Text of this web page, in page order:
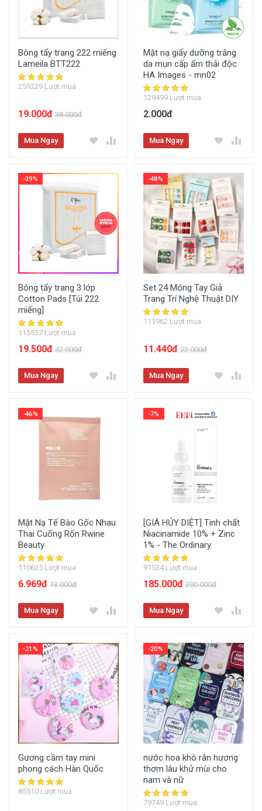
Bông tẩy trang 222 miếng
Lameila BTT222
259229 Lượt mua
19.000đ 38.000đ
Mua Ngay
Mặt nạ giấy dưỡng trắng
da mụn cấp ẩm thải độc
HA Images - mn02
129499 Lượt mua
2.000đ
Mua Ngay
-39%
Bông tẩy trang 3 lớp
Cotton Pads [Túi 222
miếng]
115537 Lượt mua
19.500đ 32.000đ
Mua Ngay
-48%
Set 24 Móng Tay Giả
Trang Trí Nghệ Thuật DIY
111962 Lượt mua
11.440đ 22.000đ
Mua Ngay
-46%
Mặt Nạ Tế Bào Gốc Nhau
Thai Cuống Rốn Rwine
Beauty
110625 Lượt mua
6.969đ 13.000đ
Mua Ngay
-7%
[GIÁ HỦY DIỆT] Tinh chất
Niacinamide 10% + Zinc
1% - The Ordinary
91534 Lượt mua
185.000đ 200.000đ
Mua Ngay
-21%
Gương cầm tay mini
phong cách Hàn Quốc
85510 Lượt mua
-20%
nước hoa khô rắn hương
thơm lâu khử mùi cho
nam và nữ
79749 Lượt mua